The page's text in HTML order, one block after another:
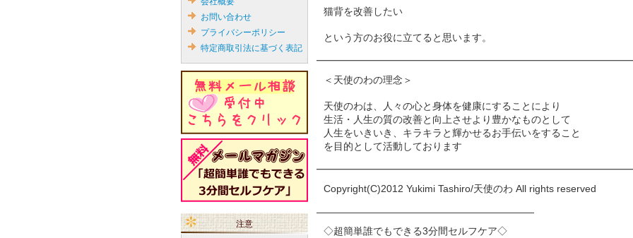
猫背を改善したい
という方のお役に立てると思います。
＜天使のわの理念＞
天使のわは、人々の心と身体を健康にすることにより
生活・人生の質の改善と向上させより豊かなものとして
人生をいきいき、キラキラと輝かせるお手伝いをすること
を目的として活動しております
Copyright(C)2012 Yukimi Tashiro/天使のわ All rights reserved
——————————————————————
◇超簡単誰でもできる3分間セルフケア◇
お問い合わせ
プライバシーポリシー
特定商取引法に基づく表記
注意